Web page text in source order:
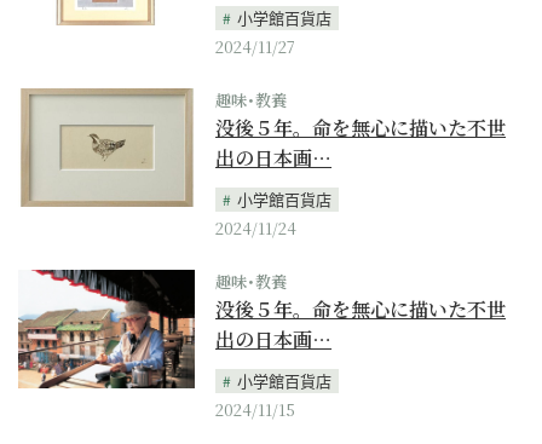
小学館百貨店
2024/11/27
趣味･教養
没後５年。命を無心に描いた不世
出の日本画…
小学館百貨店
2024/11/24
趣味･教養
没後５年。命を無心に描いた不世
出の日本画…
小学館百貨店
2024/11/15